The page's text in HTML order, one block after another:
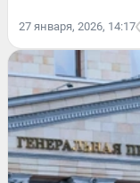
27 января, 2026, 14:17